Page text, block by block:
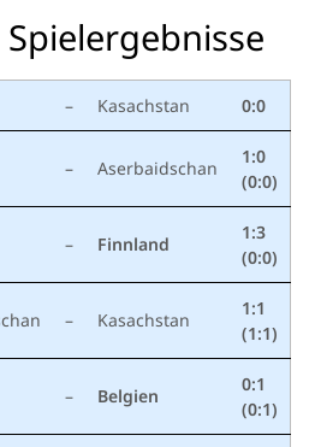
Spielergebnisse
– Kasachstan 0:0
– Aserbaidschan
1:0
(0:0)
– Finnland
1:3
(0:0)
– Kasachstan
1:1
(1:1)
– Belgien
0:1
(0:1)